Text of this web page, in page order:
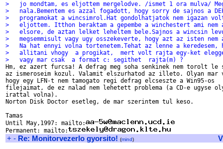
>   jo mondtam, es eljottem mergelodve. /ismet 1 ora mulva/
>   nala.Bementem es azzal fogadott, hogy sorry de sajnos a
>   programokat a wincsimrol.Hat gondolhatjatok nem igazan
>   eljottem. Itthon beraktam a gepembe a winchestert ami
>   elsore, de aztan lelket leheltem bele.Sajnos a wincsin levo
>   megsemmisult vagy ugy osszekeverte, hogy azt az isten
>   Na hat ennyi volna tortenetem.Tehat az lenne a keredesem,
>   allitani vhogy  a progikat,  mert volt rajta egy-ket
>   vagy mar csak  a format c: segithet  rajta(m) ?
Hm, ez azert furcsa! A defrag meg soha senkinek nem torolt le
az ismeroseim kozul. Valamit elszurhatod az illeto. Olyan
hogy egy LFN-t nem tamogato regi defrag elcseszte a Win95-os
filejaimat, de ez nalad nem lehetett problema (a CD-e ugyse
irattal volna).
Norton Disk Doctor esetleg, de mar szerintem tul keso.
Tamas
Until May,1997: mailto:
Permanent: mailto:
+ - Re: Monitorvezerlo gyorsito! (mind)